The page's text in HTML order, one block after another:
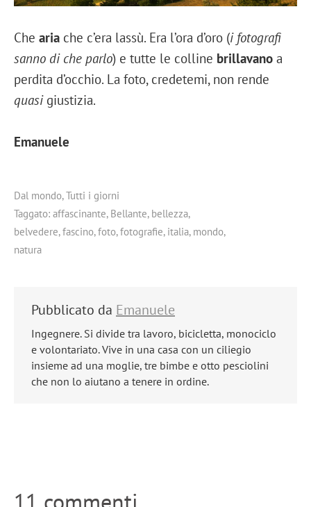
Che aria che c’era lassù. Era l’ora d’oro (i fotografi
sanno di che parlo) e tutte le colline brillavano a
perdita d’occhio. La foto, credetemi, non rende
quasigiustizia.
Emanuele
Dal mondo,Tutti i giorni
Taggato: affascinante, Bellante, bellezza,
belvedere,fascino,foto,fotografie, italia, mondo,
natura
Pubblicato da Emanuele
Ingegnere. Si divide tra lavoro, bicicletta, monociclo
e volontariato. Vive in una casa con un ciliegio
insieme ad una moglie, tre bimbe e otto pesciolini
che non lo aiutano a tenere in ordine.